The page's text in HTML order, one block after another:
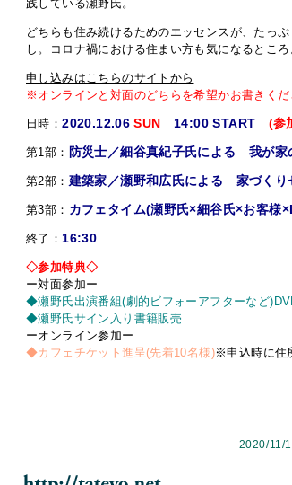
践している瀬野氏。
どちらも住み続けるためのエッセンスが、たっ
し。コロナ禍における住まい方も気になるとこ
申し込みはこちらのサイトから
※オンラインと対面のどちらを希望かお書きくだ
日時：2020.12.06 SUN 14:00 START (参
第1部： 防災士／細谷真紀子氏による 我が家
第2部： 建築家／瀬野和広氏による 家づくり
第3部： カフェタイム(瀬野氏×細谷氏×お客様
終了：16:30
◇参加特典◇
ー対面参加ー
◆瀬野氏出演番組(劇的ビフォーアフターなど
◆瀬野氏サイン入り書籍販売
ーオンライン参加ー
◆カフェチケット進呈(先着10名様)※申込時に住
2020/11/